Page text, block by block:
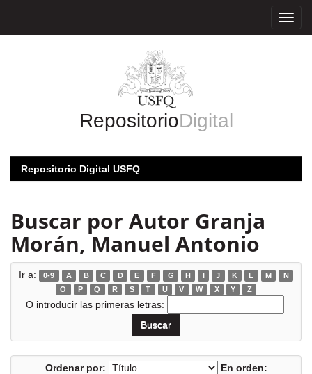
RepositorioDigital
Repositorio Digital USFQ
Buscar por Autor Granja
Morán, Manuel Antonio
Ir a: 0-9 A B C D E F G H I J K L M
N
O
P Q R S T U V W X Y Z
O introducir las primeras letras:
Ordenar por:
En orden: